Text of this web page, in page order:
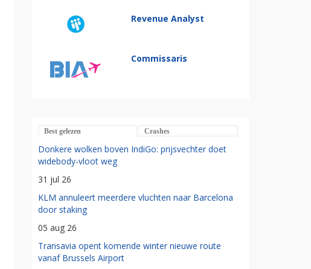
Revenue Analyst
Commissaris
Best gelezen Crashes
Donkere wolken boven IndiGo: prijsvechter doet
widebody-vloot weg
31 jul 26
KLM annuleert meerdere vluchten naar Barcelona
door staking
05 aug 26
Transavia opent komende winter nieuwe route
vanaf Brussels Airport